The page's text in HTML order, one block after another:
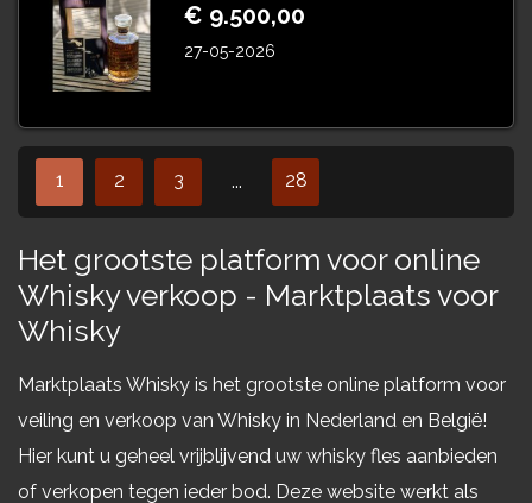
€ 9.500,00
27-05-2026
1 2 3 ... 28
Het grootste platform voor online
Whisky verkoop - Marktplaats voor
Whisky
Marktplaats Whisky is het grootste online platform voor
veiling en verkoop van Whisky in Nederland en België!
Hier kunt u geheel vrijblijvend uw whisky fles aanbieden
of verkopen tegen ieder bod. Deze website werkt als